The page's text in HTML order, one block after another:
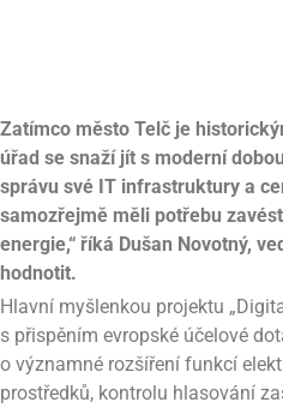
Zatímco město Telč je
úřad se snaží jít s moderní
správu své IT infrastruktury a
samozřejmě měli potřebu
energie,“ říká Dušan Novotný,
hodnotit.
Hlavní myšlenkou projektu
s přispěním evropské účelové
o významné rozšíření funkcí
prostředků, kontrolu hlasování